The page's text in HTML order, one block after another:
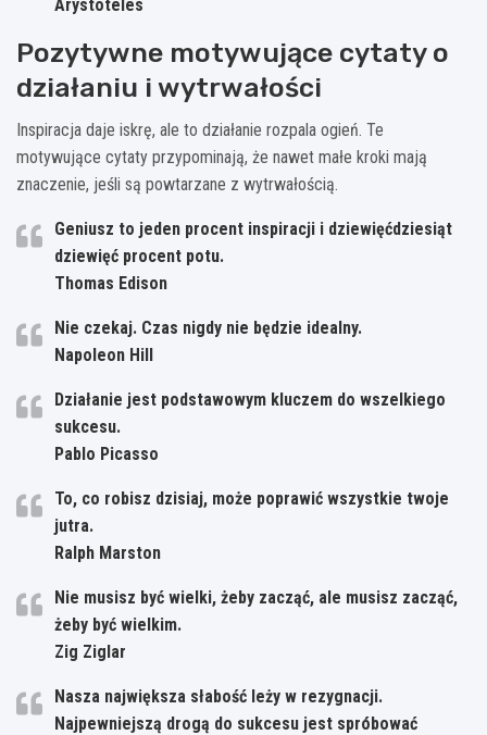
Arystoteles
Pozytywne motywujące cytaty o
działaniu i wytrwałości
Inspiracja daje iskrę, ale to działanie rozpala ogień. Te
motywujące cytaty przypominają, że nawet małe kroki mają
znaczenie, jeśli są powtarzane z wytrwałością.
Geniusz to jeden procent inspiracji i dziewięćdziesiąt
dziewięć procent potu.
Thomas Edison
Nie czekaj. Czas nigdy nie będzie idealny.
Napoleon Hill
Działanie jest podstawowym kluczem do wszelkiego
sukcesu.
Pablo Picasso
To, co robisz dzisiaj, może poprawić wszystkie twoje
jutra.
Ralph Marston
Nie musisz być wielki, żeby zacząć, ale musisz zacząć,
żeby być wielkim.
Zig Ziglar
Nasza największa słabość leży w rezygnacji.
Najpewniejszą drogą do sukcesu jest spróbować